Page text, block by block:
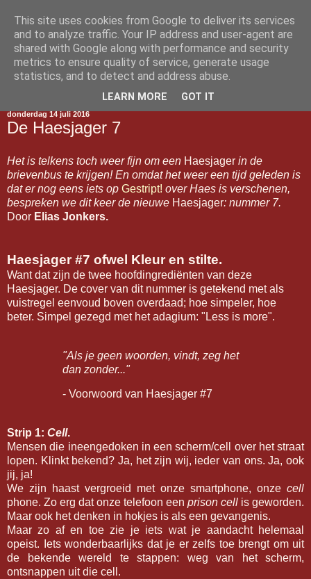
Gestript
donderdag 14 juli 2016
De Haesjager 7
Het is telkens toch weer fijn om een Haesjager in de
brievenbus te krijgen! En omdat het weer een tijd geleden is
dat er nog eens iets op Gestript! over Haes is verschenen,
bespreken we dit keer de nieuwe Haesjager: nummer 7.
Door Elias Jonkers.
Haesjager #7 ofwel Kleur en stilte.
Want dat zijn de twee hoofdingrediënten van deze
Haesjager. De cover van dit nummer is getekend met als
vuistregel eenvoud boven overdaad; hoe simpeler, hoe
beter. Simpel gezegd met het adagium: "Less is more".
"Als je geen woorden, vindt, zeg het
dan zonder..."
- Voorwoord van Haesjager #7
Strip 1: Cell.
Mensen die ineengedoken in een scherm/cell over het straat
lopen. Klinkt bekend? Ja, het zijn wij, ieder van ons. Ja, ook
jij, ja!
We zijn haast vergroeid met onze smartphone, onze cell
phone. Zo erg dat onze telefoon een prison cell is geworden.
Maar ook het denken in hokjes is als een gevangenis.
Maar zo af en toe zie je iets wat je aandacht helemaal
opeist. Iets wonderbaarlijks dat je er zelfs toe brengt om uit
de bekende wereld te stappen: weg van het scherm,
ontsnappen uit die cell.
This site uses cookies from Google to deliver its services
and to analyze traffic. Your IP address and user-agent are
shared with Google along with performance and security
metrics to ensure quality of service, generate usage
statistics, and to detect and address abuse.
LEARN MORE GOT IT